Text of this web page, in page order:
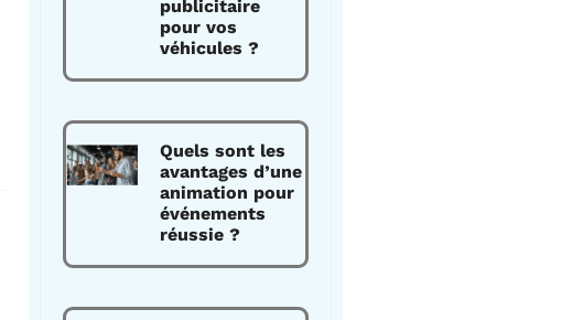
publicitaire
pour vos
véhicules ?
Quels sont les
avantages d’une
animation pour
événements
réussie ?